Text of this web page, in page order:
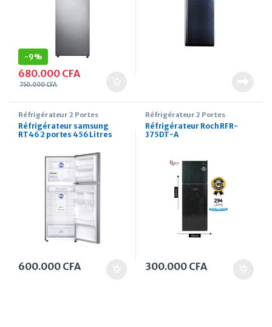
-9%
680.000 CFA
750.000CFA
Réfrigérateur 2 Portes
Réfrigérateur samsung
RT46 2 portes 456 Litres
600.000 CFA
Réfrigérateur 2 Portes
Réfrigérateur Roch RFR-
375DT-A
300.000 CFA